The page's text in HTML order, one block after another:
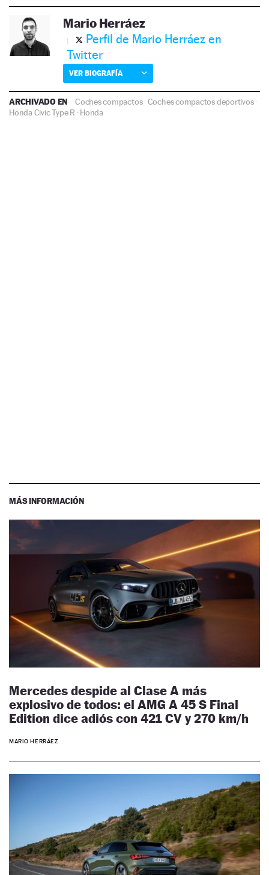
Mario Herráez
Perfil de Mario Herráez en
Twitter
VER BIOGRAFÍA
ARCHIVADO EN Coches compactos·Coches compactos deportivos·
Honda Civic Type R ·Honda
MÁS INFORMACIÓN
Mercedes despide al Clase A más
explosivo de todos: el AMG A 45 S Final
Edition dice adiós con 421 CV y 270 km/h
MARIO HERRÁEZ